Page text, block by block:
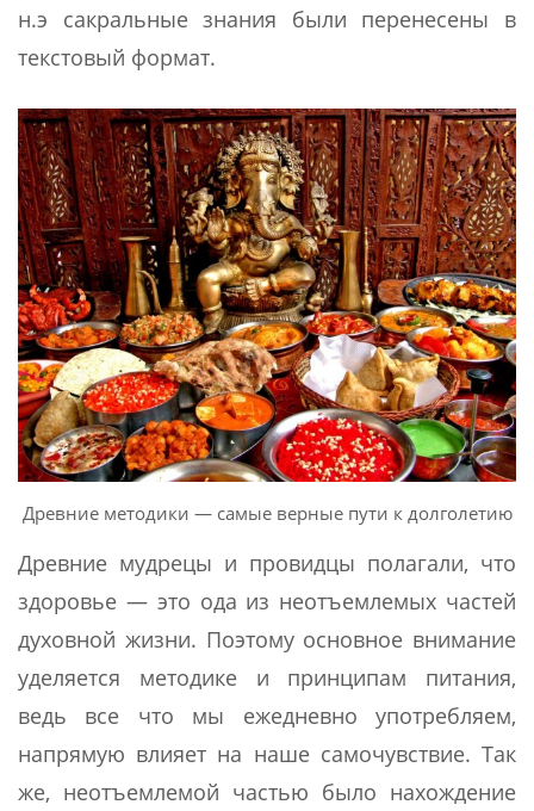
н.э сакральные знания были перенесены в
текстовый формат.
Древние методики — самые верные пути к долголетию
Древние мудрецы и провидцы полагали, что
здоровье — это ода из неотъемлемых частей
духовной жизни. Поэтому основное внимание
уделяется методике и принципам питания,
ведь все что мы ежедневно употребляем,
напрямую влияет на наше самочувствие. Так
же, неотъемлемой частью было нахождение